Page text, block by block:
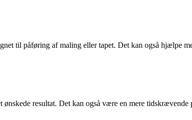
til påføring af maling eller tapet. Det kan også hjælpe
resultat. Det kan også være en mere